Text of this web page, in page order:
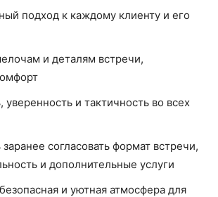
подход к каждому клиенту и его
и деталям встречи,
уверенность и тактичность во всех
согласовать формат встречи,
и дополнительные услуги
и уютная атмосфера для